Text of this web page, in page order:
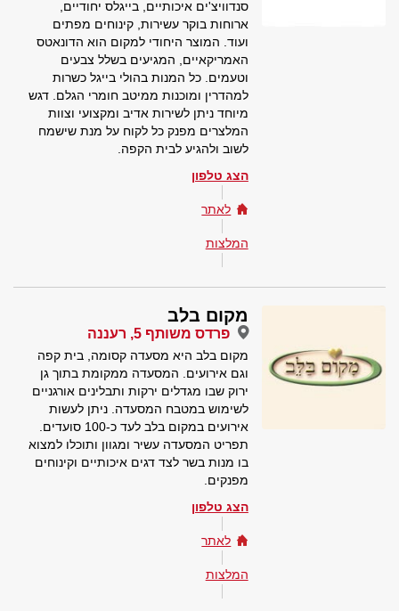
סנדוויצ'ים איכותיים, בייגלס יחודיים,
ארוחות בוקר עשירות, קינוחים מפתים
ועוד. המוצר היחודי למקום הוא הדונאטס
האמריקאיים, המגיעים בשלל צבעים
וטעמים. כל המנות בהולי בייגל כשרות
למהדרין ומוכנות ממיטב חומרי הגלם. דגש
מיוחד ניתן לשירות אדיב ומקצועי וצוות
המלצרים מפנק כל לקוח על מנת שישמח
לשוב ולהגיע לבית הקפה.
הצג טלפון
לאתר
המלצות
מקום בלב
פרדס משותף 5, רעננה
מקום בלב היא מסעדה קסומה, בית קפה
וגם אירועים. המסעדה ממקומת בתוך גן
ירוק שבו מגדלים ירקות ותבלינים אורגניים
לשימוש במטבח המסעדה. ניתן לעשות
אירועים במקום בלב לעד כ-100 סועדים.
תפריט המסעדה עשיר ומגוון ותוכלו למצוא
בו מנות בשר לצד דגים איכותיים וקינוחים
מפנקים.
הצג טלפון
לאתר
המלצות